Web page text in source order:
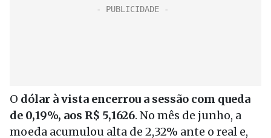
O dólar à vista encerrou a sessão com queda
de 0,19%, aos R$ 5,1626. No mês de junho, a
moeda acumulou alta de 2,32% ante o real e,